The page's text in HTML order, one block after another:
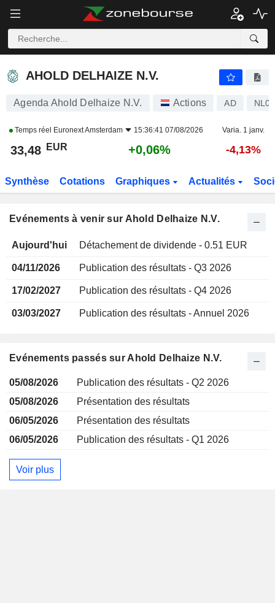
AHOLD DELHAIZE N.V.
AHOLD DELHAIZE N.V.
Agenda Ahold Delhaize N.V. Actions AD
Temps réel Euronext Amsterdam 15:36:41 07/08/2026 Varia. 1 janv.
33,48 EUR +0,06% -4,13%
Synthèse Cotations Graphiques Actualités
Evénements à venir sur Ahold Delhaize N.V.
Aujourd'hui Détachement de dividende - 0.51 EUR
04/11/2026 Publication des résultats - Q3 2026
17/02/2027 Publication des résultats - Q4 2026
03/03/2027 Publication des résultats - Annuel 2026
Evénements passés sur Ahold Delhaize N.V.
05/08/2026
Publication des résultats - Q2 2026
05/08/2026
Présentation des résultats
06/05/2026
Présentation des résultats
06/05/2026
Publication des résultats - Q1 2026
Voir plus